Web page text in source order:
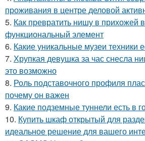
проживания в центре деловой
5. Как превратить нишу в прихожей
функциональный элемент
6. Какие уникальные музеи техники
7. Хрупкая девушка за час снесла
это возможно
8. Роль подставочного профиля
почему он важен
9. Какие подземные туннели есть в
10. Купить шкаф открытый для
идеальное решение для вашего